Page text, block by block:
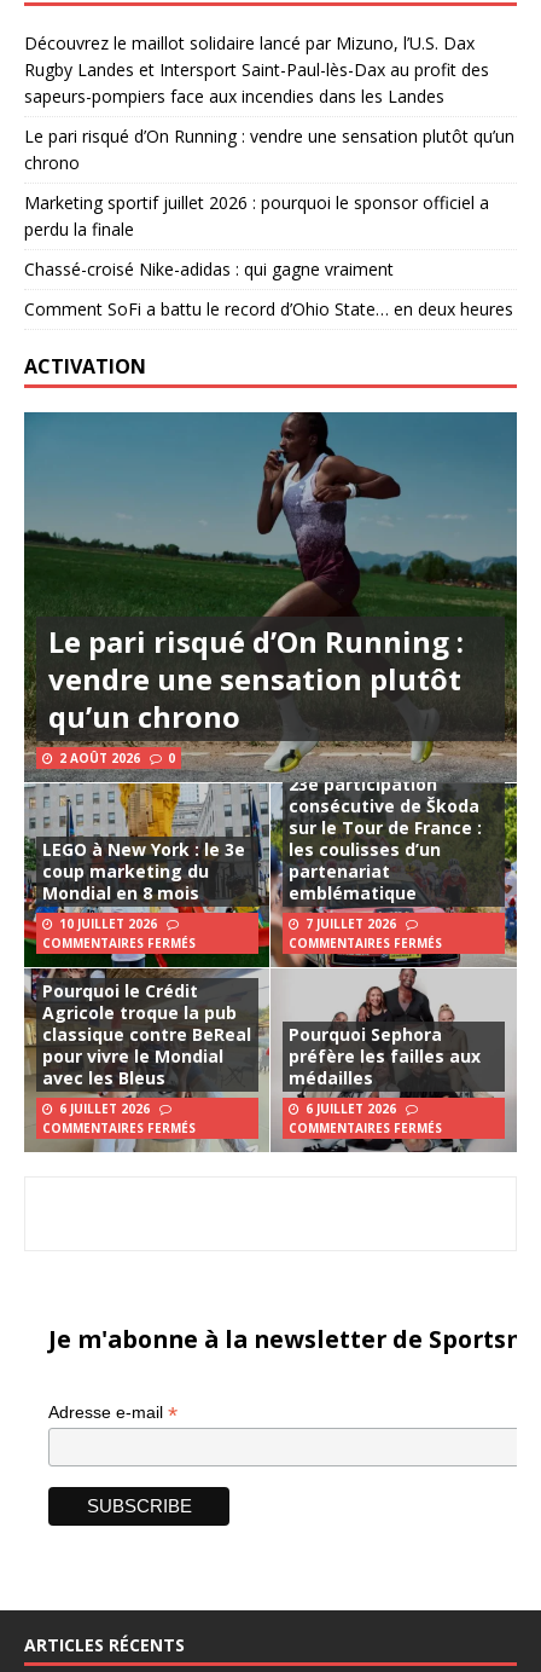
Découvrez le maillot solidaire lancé par Mizuno, l’U.S. Dax
Rugby Landes et Intersport Saint-Paul-lès-Dax au profit des
sapeurs-pompiers face aux incendies dans les Landes
Le pari risqué d’On Running : vendre une sensation plutôt qu’un
chrono
Marketing sportif juillet 2026 : pourquoi le sponsor officiel a
perdu la finale
Chassé-croisé Nike-adidas : qui gagne vraiment
Comment SoFi a battu le record d’Ohio State… en deux heures
ACTIVATION
Le pari risqué d’On Running :
vendre une sensation plutôt
qu’un chrono
2 AOÛT 2026 0
LEGO à New York : le 3e
coup marketing du
Mondial en 8 mois
10 JUILLET 2026
COMMENTAIRES FERMÉS
23e participation
consécutive de Škoda
sur le Tour de France :
les coulisses d’un
partenariat
emblématique
7 JUILLET 2026
COMMENTAIRES FERMÉS
Pourquoi le Crédit
Agricole troque la pub
classique contre BeReal
pour vivre le Mondial
avec les Bleus
6 JUILLET 2026
COMMENTAIRES FERMÉS
Pourquoi Sephora
préfère les failles aux
médailles
6 JUILLET 2026
COMMENTAIRES FERMÉS
Je m'abonne à la newsletter de
Adresse e-mail *
ARTICLES RÉCENTS